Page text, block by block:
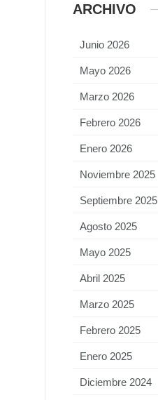
ARCHIVO
Junio 2026
Mayo 2026
Marzo 2026
Febrero 2026
Enero 2026
Noviembre 2025
Septiembre 2025
Agosto 2025
Mayo 2025
Abril 2025
Marzo 2025
Febrero 2025
Enero 2025
Diciembre 2024